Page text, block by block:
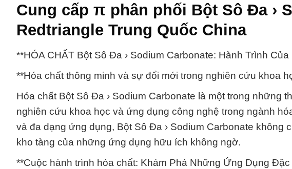
Cung cấp π phân phối Bột Sô Đa ›
Redtriangle Trung Quốc China
**HÓA CHẤT Bột Sô Đa › Sodium Carbonate: Hành Trình
**Hóa chất thông minh và sự đổi mới trong nghiên cứu khoa
Hóa chất Bột Sô Đa › Sodium Carbonate là một trong những
nghiên cứu khoa học và ứng dụng công nghệ trong ngành
và đa dạng ứng dụng, Bột Sô Đa › Sodium Carbonate không
kho tàng của những ứng dụng hữu ích không ngờ.
**Cuộc hành trình hóa chất: Khám Phá Những Ứng Dụng